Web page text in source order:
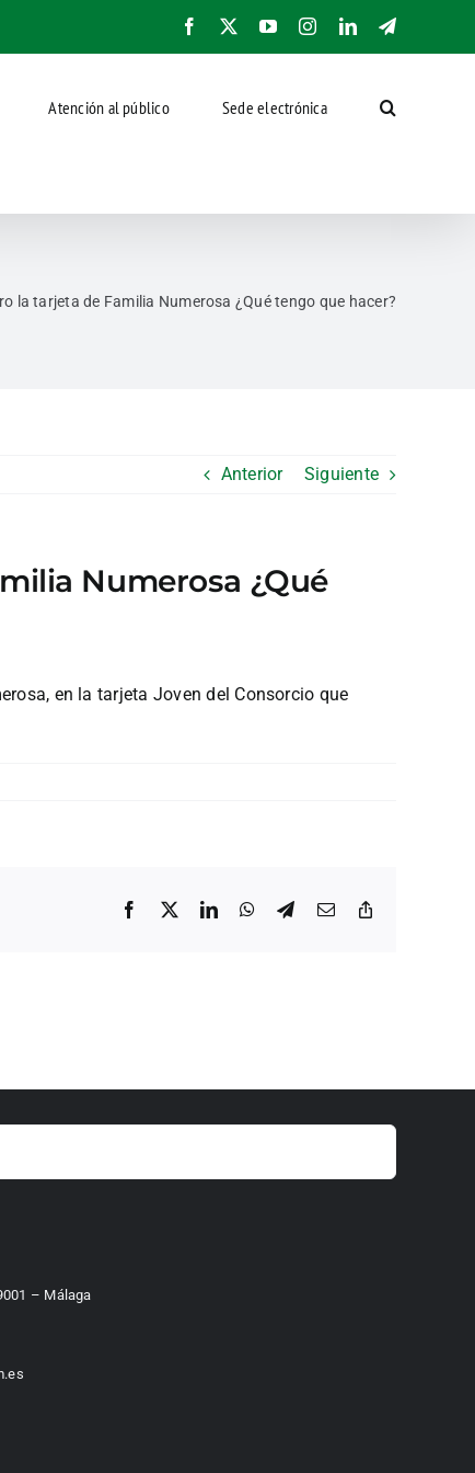
Facebook YouTubeInstagramLinkedInTelegram
Atención al público Sede electrónica
la tarjeta de Familia Numerosa ¿Qué tengo que hacer?
Anterior Siguiente
Numerosa ¿Qué
en la tarjeta Joven del Consorcio que
Facebook
X LinkedInWhatsApp
Telegram
Correo
– Málaga